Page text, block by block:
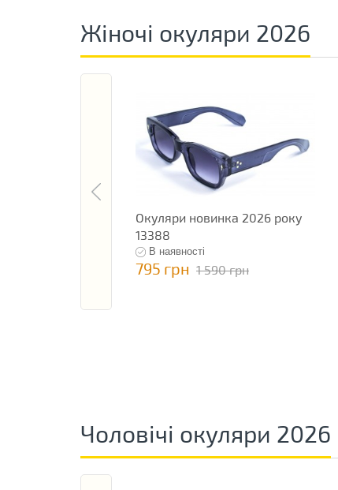
Жіночі окуляри 2026
Окуляри новинка 2026 року
13388
В наявності
795 грн 1 590 грн
Чоловічі окуляри 2026